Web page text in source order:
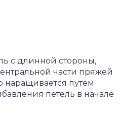
с длинной стороны,
части пряжей
наращивается путем
петель в начале